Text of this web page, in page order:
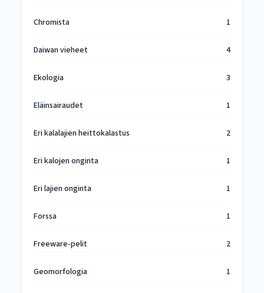
Chromista 1
Daiwan vieheet 4
Ekologia 3
Eläinsairaudet 1
Eri kalalajien heittokalastus 2
Eri kalojen onginta 1
Eri lajien onginta 1
Forssa 1
Freeware-pelit 2
Geomorfologia 1